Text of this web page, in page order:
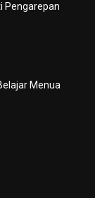
Pengarepan
Menua